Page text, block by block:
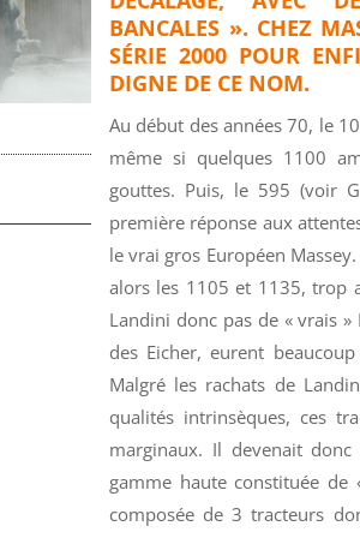
BANCALES ». CHEZ
SÉRIE 2000 POUR
DIGNE DE CE NOM.
Au début des années 70, le
même si quelques 1100
gouttes. Puis, le 595 (voir
première réponse aux
le vrai gros Européen
alors les 1105 et 1135, trop
Landini donc pas de « vrais
des Eicher, eurent
Malgré les rachats de
qualités intrinsèques, ces
marginaux. Il devenait
gamme haute constituée
composée de 3 tracteurs